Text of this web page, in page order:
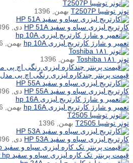
تونر توشیبا T2507P
بهمن, 1396
کارتریج لیزری سیاه و سفید HP 51A
دی, 1396
تعمیر و شارژ کارتریج لیزری hp 10A
بهمن, 1396
تونر ۱۸۱ Toshiba
بهمن, 1396
قیمت پرینتر چندکاره لیزری رنگی اچ پی مدل M477fdw
کارتریج لیزری سیاه و سفید HP 55A
دی, 1396
تعمیر و شارژ کارتریج لیزری hp 16A
بهمن, 1396
تونر توشیبا T2505
بهمن, 1396
کارتریج لیزری سیاه و سفید HP 53A
دی, 1396
قیمت پرینتر تک کاره لیزری سیاه و سفید M201dw hp